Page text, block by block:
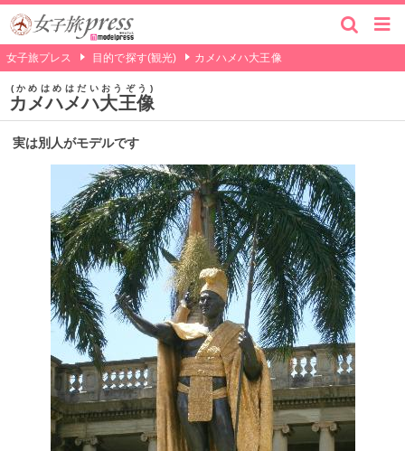
女子旅プレス 目的で探す(観光) カメハメハ大王像
カメハメハ大王像
かめはめはだいおうぞう
実は別人がモデルです